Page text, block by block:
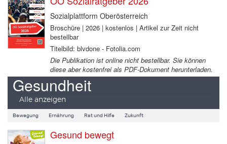
Sozialplattform Oberösterreich
Broschüre | 2026 | kostenlos | Artikel zur Zeit nicht
bestellbar
Titelbild: blvdone - Fotolia.com
Die Publikation ist online nicht bestellbar. Sie können
diese aber kostenfrei als PDF-Dokument herunterladen.
Gesundheit
Alle anzeigen
Bewegung Ernährung Rat und Hilfe Zukunft
Gesund bewegt